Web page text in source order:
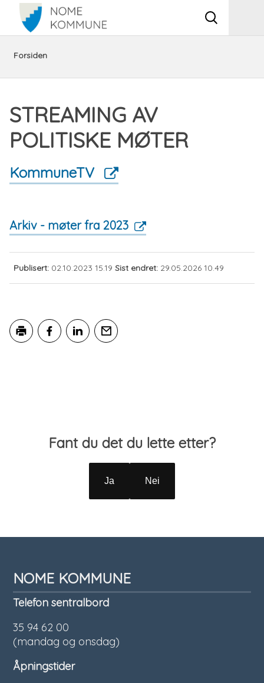
Vis
Du
her:
Forsiden
organisasjon
administrativ
organisering
politiske
møter
STREAMING AV
POLITISKE MØTER
KommuneTV
Arkiv - møter fra 2023
Publisert 02.10.2023 15.19 Sist endret 29.05.2026 10.49
Tilbakemelding
Fant du det du lette etter?
Ja Nei
NOME KOMMUNE
Telefon sentralbord
35 94 62 00
(mandag og onsdag)
Åpningstider